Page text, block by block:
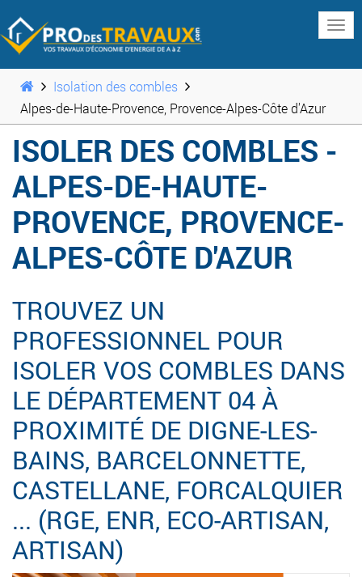
Isolation des combles
Alpes-de-Haute-Provence, Provence-Alpes-Côte d'Azur
ISOLER DES COMBLES -
ALPES-DE-HAUTE-
PROVENCE, PROVENCE-
ALPES-CÔTE D'AZUR
TROUVEZ UN
PROFESSIONNEL POUR
ISOLER VOS COMBLES DANS
LE DÉPARTEMENT 04 À
PROXIMITÉ DE DIGNE-LES-
BAINS, BARCELONNETTE,
CASTELLANE, FORCALQUIER
... (RGE, ENR, ECO-ARTISAN,
ARTISAN)